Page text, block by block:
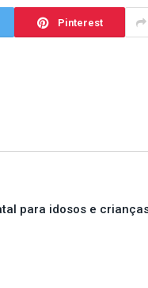
Pinterest
para idosos e